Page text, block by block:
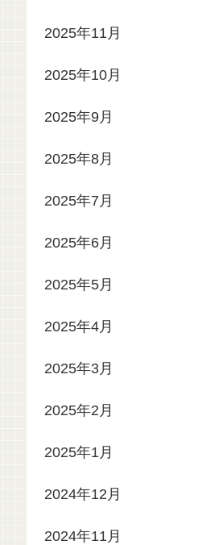
2025年11月
2025年10月
2025年9月
2025年8月
2025年7月
2025年6月
2025年5月
2025年4月
2025年3月
2025年2月
2025年1月
2024年12月
2024年11月